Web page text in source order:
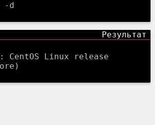
-d
CentOS Linux release